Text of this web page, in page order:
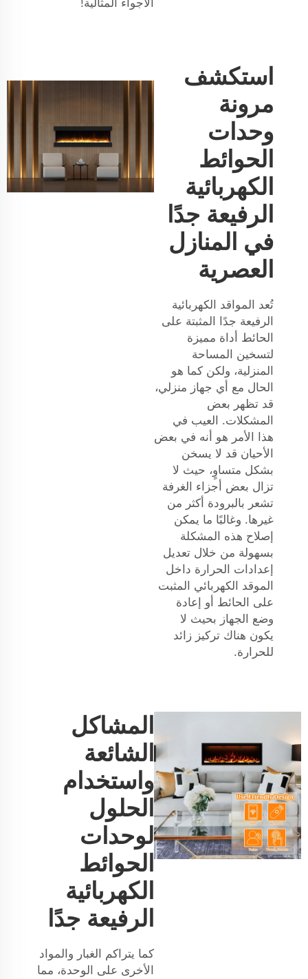
الأجواء المثالية!
استكشف
مرونة
وحدات
الحوائط
الكهربائية
الرفيعة جدًا
في المنازل
العصرية
تُعد المواقد الكهربائية
الرفيعة جدًا المثبتة على
الحائط أداة مميزة
لتسخين المساحة
المنزلية، ولكن كما هو
الحال مع أي جهاز منزلي،
قد تظهر بعض
المشكلات. العيب في
هذا الأمر هو أنه في بعض
الأحيان قد لا يسخن
بشكل متساوٍ، حيث لا
تزال بعض أجزاء الغرفة
تشعر بالبرودة أكثر من
غيرها. وغالبًا ما يمكن
إصلاح هذه المشكلة
بسهولة من خلال تعديل
إعدادات الحرارة داخل
الموقد الكهربائي المثبت
على الحائط أو إعادة
وضع الجهاز بحيث لا
يكون هناك تركيز زائد
للحرارة.
المشاكل
الشائعة
واستخدام
الحلول
لوحدات
الحوائط
الكهربائية
الرفيعة جدًا
كما يتراكم الغبار والمواد
الأخرى على الوحدة، مما